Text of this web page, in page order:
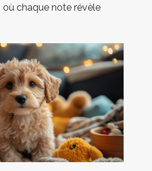
où chaque note révèle